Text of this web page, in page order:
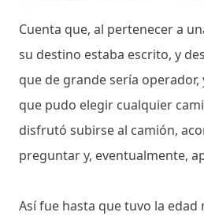
Cuenta que, al pertenecer a
su destino estaba escrito, y
que de grande sería
que pudo elegir cualquier
disfrutó subirse al camión,
preguntar y, eventualmente,
Así fue hasta que tuvo la edad